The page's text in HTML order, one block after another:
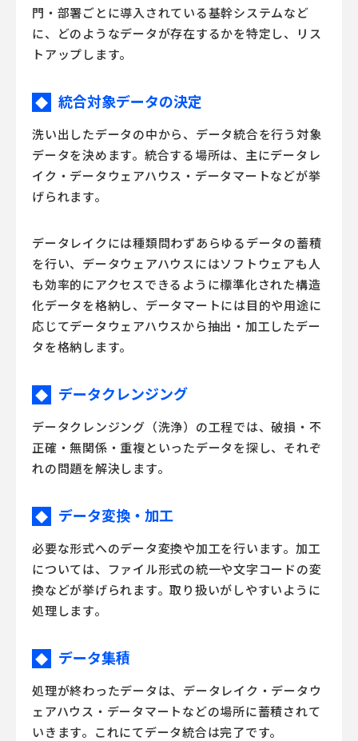
門・部署ごとに導入されている基幹システムなど
に、どのようなデータが存在するかを特定し、リス
トアップします。
◆ 統合対象データの決定
洗い出したデータの中から、データ統合を行う対象
データを決めます。統合する場所は、主にデータレ
イク・データウェアハウス・データマートなどが挙
げられます。
データレイクには種類問わずあらゆるデータの蓄積
を行い、データウェアハウスにはソフトウェアも人
も効率的にアクセスできるように標準化された構造
化データを格納し、データマートには目的や用途に
応じてデータウェアハウスから抽出・加工したデー
タを格納します。
◆ データクレンジング
データクレンジング（洗浄）の工程では、破損・不
正確・無関係・重複といったデータを探し、それぞ
れの問題を解決します。
◆ データ変換・加工
必要な形式へのデータ変換や加工を行います。加工
については、ファイル形式の統一や文字コードの変
換などが挙げられます。取り扱いがしやすいように
処理します。
◆ データ集積
処理が終わったデータは、データレイク・データウ
ェアハウス・データマートなどの場所に蓄積されて
いきます。これにてデータ統合は完了です。